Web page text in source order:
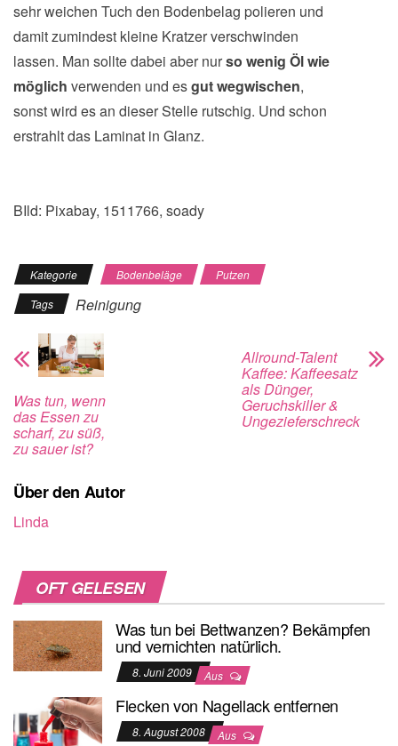
sehr weichen Tuch den Bodenbelag polieren und
damit zumindest kleine Kratzer verschwinden
lassen. Man sollte dabei aber nurso wenig Öl wie
möglich verwenden und esgut wegwischen,
sonst wird es an dieser Stelle rutschig. Und schon
erstrahlt das Laminat in Glanz.
BIld: Pixabay, 1511766, soady
Kategorie Bodenbeläge
Putzen
Tags
Reinigung
Was tun, wenn
das Essen zu
scharf, zu süß,
zu sauer ist?
Allround-Talent
Kaffee: Kaffeesatz
als Dünger,
Geruchskiller &
Ungezieferschreck
Über den Autor
Linda
OFT GELESEN
Was tun bei Bettwanzen? Bekämpfen
und vernichten natürlich.
8. Juni 2009 Aus
Flecken von Nagellack entfernen
8. August 2008 Aus